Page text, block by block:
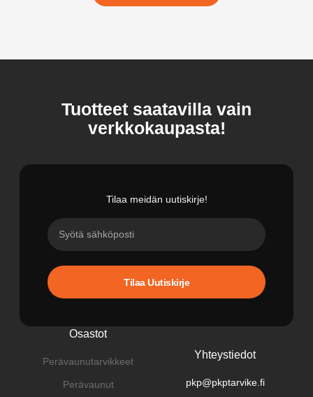
Tuotteet saatavilla vain
verkkokaupasta!
Tilaa meidän uutiskirje!
Tilaa Uutiskirje
Osastot
Perävaunutarvikkeet
Perävaunut
Yhteystiedot
pkp@pkptarvike.fi